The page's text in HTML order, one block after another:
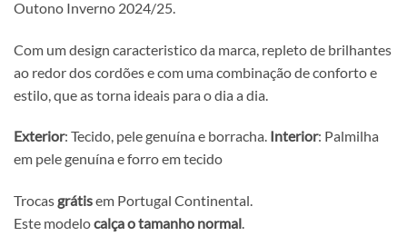
Outono Inverno 2024/25.
Com um design caracteristico da marca, repleto de brilhantes
ao redor dos cordões e com uma combinação de conforto e
estilo, que as torna ideais para o dia a dia.
Exterior: Tecido, pele genuína e borracha. Interior: Palmilha
em pele genuína e forro em tecido
Trocas grátisem Portugal Continental.
Este modelocalça o tamanho normal.